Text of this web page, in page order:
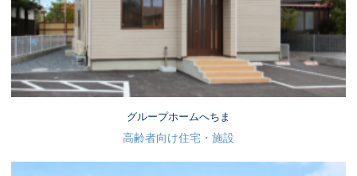
グループホームへちま
高齢者向け住宅・施設